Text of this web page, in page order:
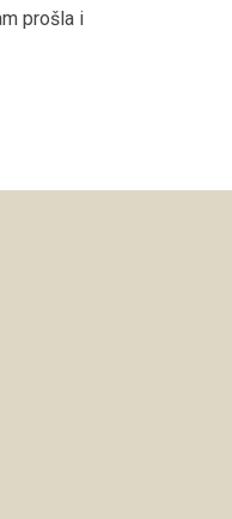
prošla i